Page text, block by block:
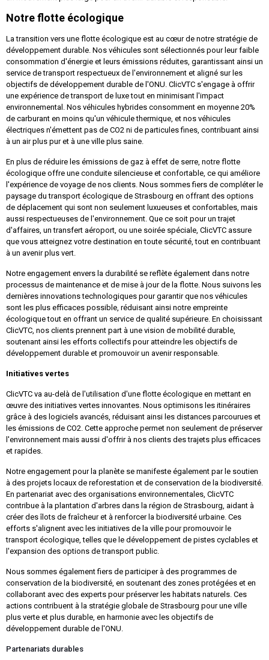
Notre flotte écologique
La transition vers une flotte écologique est au cœur de notre stratégie de
développement durable. Nos véhicules sont sélectionnés pour leur faible
consommation d'énergie et leurs émissions réduites, garantissant ainsi un
service de transport respectueux de l'environnement et aligné sur les
objectifs de développement durable de l'ONU. ClicVTC s'engage à offrir
une expérience de transport de luxe tout en minimisant l'impact
environnemental. Nos véhicules hybrides consomment en moyenne 20%
de carburant en moins qu'un véhicule thermique, et nos véhicules
électriques n'émettent pas de CO2 ni de particules fines, contribuant ainsi
à un air plus pur et à une ville plus saine.
En plus de réduire les émissions de gaz à effet de serre, notre flotte
écologique offre une conduite silencieuse et confortable, ce qui améliore
l'expérience de voyage de nos clients. Nous sommes fiers de compléter le
paysage du transport écologique de Strasbourg en offrant des options
de déplacement qui sont non seulement luxueuses et confortables, mais
aussi respectueuses de l'environnement. Que ce soit pour un trajet
d'affaires, un transfert aéroport, ou une soirée spéciale, ClicVTC assure
que vous atteignez votre destination en toute sécurité, tout en contribuant
à un avenir plus vert.
Notre engagement envers la durabilité se reflète également dans notre
processus de maintenance et de mise à jour de la flotte. Nous suivons les
dernières innovations technologiques pour garantir que nos véhicules
sont les plus efficaces possible, réduisant ainsi notre empreinte
écologique tout en offrant un service de qualité supérieure. En choisissant
ClicVTC, nos clients prennent part à une vision de mobilité durable,
soutenant ainsi les efforts collectifs pour atteindre les objectifs de
développement durable et promouvoir un avenir responsable.
Initiatives vertes
ClicVTC va au-delà de l'utilisation d'une flotte écologique en mettant en
œuvre des initiatives vertes innovantes. Nous optimisons les itinéraires
grâce à des logiciels avancés, réduisant ainsi les distances parcourues et
les émissions de CO2. Cette approche permet non seulement de préserver
l'environnement mais aussi d'offrir à nos clients des trajets plus efficaces
et rapides.
Notre engagement pour la planète se manifeste également par le soutien
à des projets locaux de reforestation et de conservation de la biodiversité.
En partenariat avec des organisations environnementales, ClicVTC
contribue à la plantation d'arbres dans la région de Strasbourg, aidant à
créer des îlots de fraîcheur et à renforcer la biodiversité urbaine. Ces
efforts s'alignent avec les initiatives de la ville pour promouvoir le
transport écologique, telles que le développement de pistes cyclables et
l'expansion des options de transport public.
Nous sommes également fiers de participer à des programmes de
conservation de la biodiversité, en soutenant des zones protégées et en
collaborant avec des experts pour préserver les habitats naturels. Ces
actions contribuent à la stratégie globale de Strasbourg pour une ville
plus verte et plus durable, en harmonie avec les objectifs de
développement durable de l'ONU.
Partenariats durables